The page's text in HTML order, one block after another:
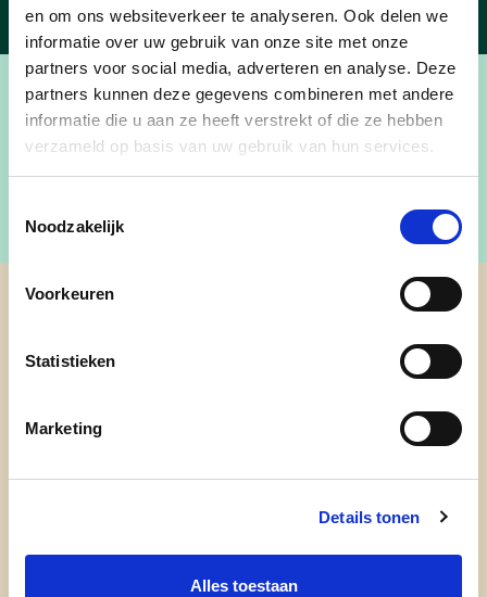
en om ons websiteverkeer te analyseren. Ook delen we
informatie over uw gebruik van onze site met onze
partners voor social media, adverteren en analyse. Deze
partners kunnen deze gegevens combineren met andere
informatie die u aan ze heeft verstrekt of die ze hebben
verzameld op basis van uw gebruik van hun services.
Noodzakelijk
Voorkeuren
Statistieken
Marketing
Details tonen
Alles toestaan